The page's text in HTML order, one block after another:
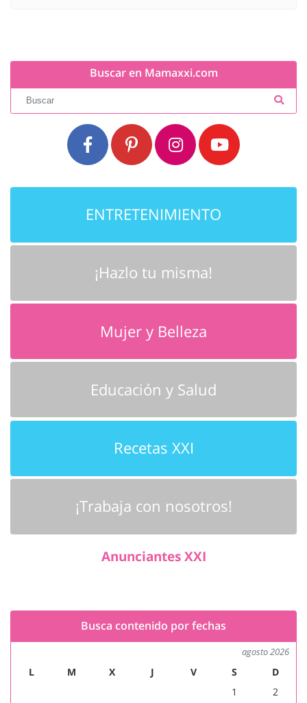
Buscar en Mamaxxi.com
ENTRETENIMIENTO
¡Hazlo tu misma!
Mujer y Belleza
Educación y Salud
Recetas XXI
¡Trabaja con nosotros!
Anunciantes XXI
Busca contenido por fechas
agosto 2026
L M X J V S
D
1
2